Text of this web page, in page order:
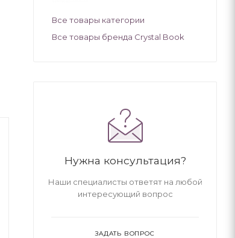
Все товары категории
Все товары бренда Crystal Book
Нужна консультация?
Наши специалисты ответят на любой
интересующий вопрос
ЗАДАТЬ ВОПРОС